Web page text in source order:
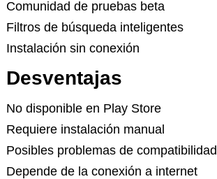
Comunidad de pruebas beta
Filtros de búsqueda inteligentes
Instalación sin conexión
Desventajas
No disponible en Play Store
Requiere instalación manual
Posibles problemas de compatibilidad
Depende de la conexión a internet